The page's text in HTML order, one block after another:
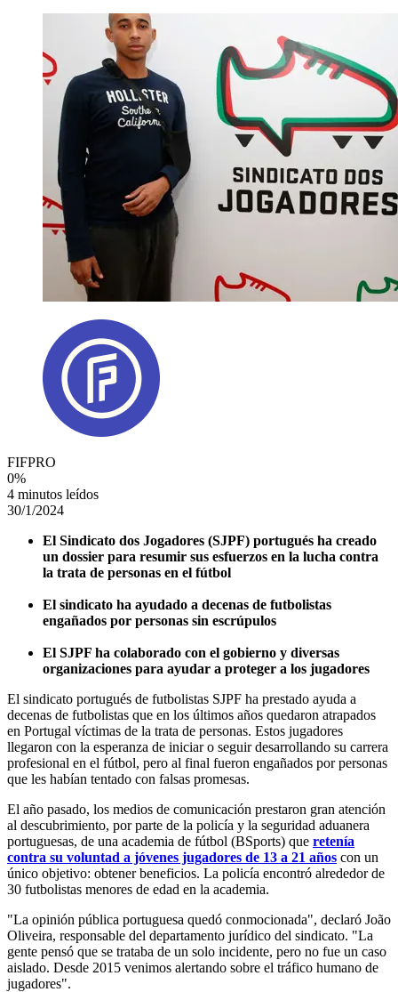
FIFPRO
0%
4 minutos leídos
30/1/2024
El Sindicato dos Jogadores (SJPF) portugués ha creado
un dossier para resumir sus esfuerzos en la lucha contra
la trata de personas en el fútbol
El sindicato ha ayudado a decenas de futbolistas
engañados por personas sin escrúpulos
El SJPF ha colaborado con el gobierno y diversas
organizaciones para ayudar a proteger a los jugadores
El sindicato portugués de futbolistas SJPF ha prestado ayuda a
decenas de futbolistas que en los últimos años quedaron atrapados
en Portugal víctimas de la trata de personas. Estos jugadores
llegaron con la esperanza de iniciar o seguir desarrollando su carrera
profesional en el fútbol, pero al final fueron engañados por personas
que les habían tentado con falsas promesas.
El año pasado, los medios de comunicación prestaron gran atención
al descubrimiento, por parte de la policía y la seguridad aduanera
portuguesas, de una academia de fútbol (BSports) que retenía
contra su voluntad a jóvenes jugadores de 13 a 21 años con un
único objetivo: obtener beneficios. La policía encontró alrededor de
30 futbolistas menores de edad en la academia.
"La opinión pública portuguesa quedó conmocionada", declaró João
Oliveira, responsable del departamento jurídico del sindicato. "La
gente pensó que se trataba de un solo incidente, pero no fue un caso
aislado. Desde 2015 venimos alertando sobre el tráfico humano de
jugadores".